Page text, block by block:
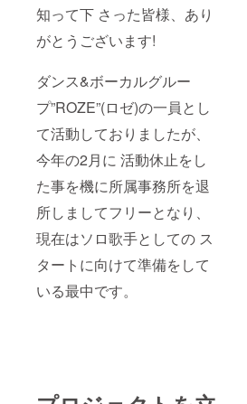
知って下 さった皆様、あり
がとうございます!
ダンス&ボーカルグルー
プ”ROZE”(ロゼ)の一員とし
て活動しておりましたが、
今年の2月に 活動休止をし
た事を機に所属事務所を退
所しましてフリーとなり、
現在はソロ歌手としての ス
タートに向けて準備をして
いる最中です。